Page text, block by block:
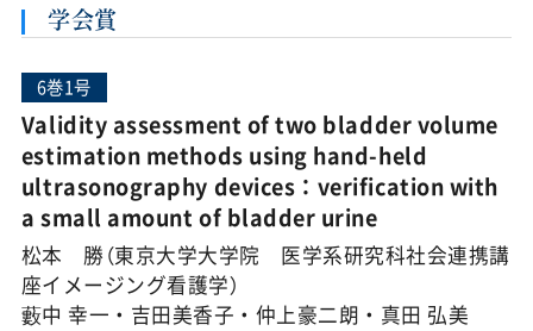
学会賞
6巻1号
Validity assessment of two bladder volume
estimation methods using hand-held
ultrasonography devices：verification with
a small amount of bladder urine
松本 勝（東京大学大学院 医学系研究科社会連携講
座イメージング看護学）
藪中 幸一・吉田美香子・仲上豪二朗・真田 弘美